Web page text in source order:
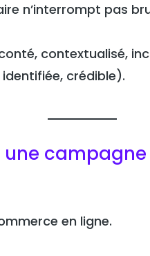
n’interrompt pas
contextualisé,
crédible).
campagne
en ligne.